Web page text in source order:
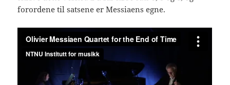
forordene til satsene er Messiaens egne.